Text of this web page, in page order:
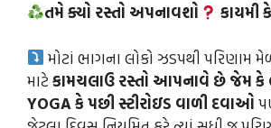
તમે ક્યો રસ્તો અપનાવશો કાયમી
મોટાં ભાગના લોકો ઝડપથી પરિણામ
માટે કામચલાઉ રસ્તો આપનાવે છે જેમ કે
YOGA કે પછી સ્ટીરોઇડ વાળી દવાઓ